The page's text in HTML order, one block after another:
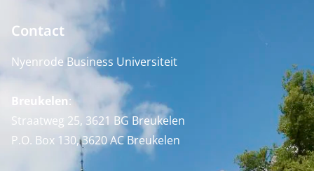
Contact
Nyenrode Business Universiteit
Breukelen:
Straatweg 25, 3621 BG Breukelen
P.O. Box 130, 3620 AC Breukelen